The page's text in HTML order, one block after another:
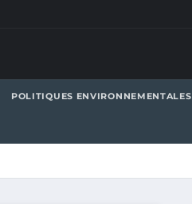
POLITIQUES ENVIRONNEMENTALES